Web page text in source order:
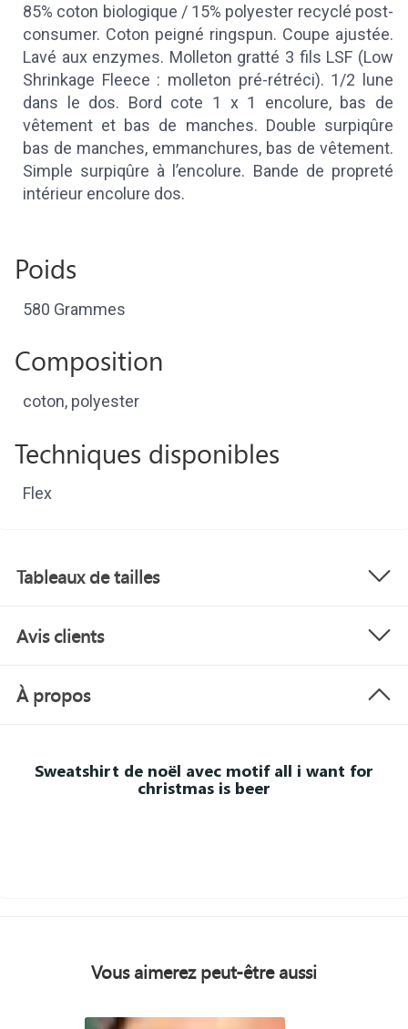
85% coton biologique / 15% polyester recyclé post-
consumer. Coton peigné ringspun. Coupe ajustée.
Lavé aux enzymes. Molleton gratté 3 fils LSF (Low
Shrinkage Fleece : molleton pré-rétréci). 1/2 lune
dans le dos. Bord cote 1 x 1 encolure, bas de
vêtement et bas de manches. Double surpiqûre
bas de manches, emmanchures, bas de vêtement.
Simple surpiqûre à l’encolure. Bande de propreté
intérieur encolure dos.
Poids
580 Grammes
Composition
coton, polyester
Techniques disponibles
Flex
Tableaux de tailles
Avis clients
À propos
Sweatshirt de noël avec motif all i want for
christmas is beer
Vous aimerez peut-être aussi